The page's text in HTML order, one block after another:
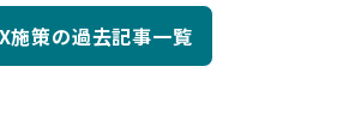
施策の過去記事一覧